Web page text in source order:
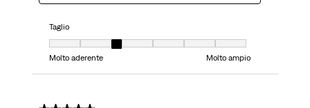
Taglio
Taglio, 3 su 7, dove 1 è uguale a Molto aderente e 7 è uguale a Molto
Molto aderente
Molto ampio